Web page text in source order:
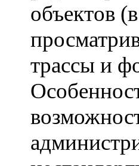
объектов
трассы и